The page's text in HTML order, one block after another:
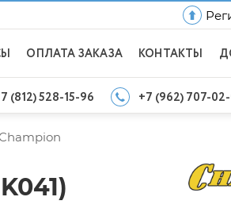
ОПЛАТА ЗАКАЗА КОНТАКТЫ
(812) 528-15-96 +7 (962) 707-